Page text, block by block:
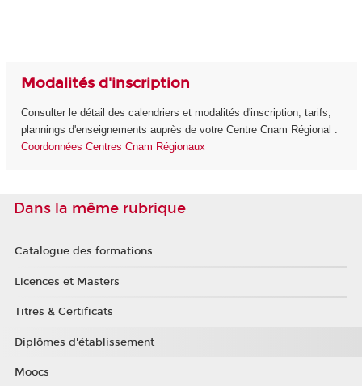
Modalités d'inscription
Consulter le détail des calendriers et modalités d'inscription, tarifs,
plannings d'enseignements auprès de votre Centre Cnam Régional :
Coordonnées Centres Cnam Régionaux
Dans la même rubrique
Catalogue des formations
Licences et Masters
Titres & Certificats
Diplômes d'établissement
Moocs